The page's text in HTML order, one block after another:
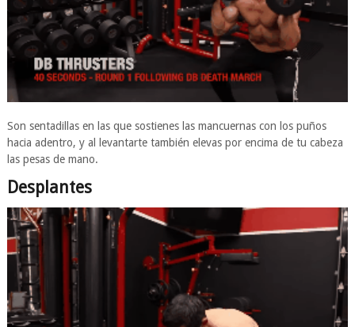
Son sentadillas en las que sostienes las mancuernas con los puños
hacia adentro, y al levantarte también elevas por encima de tu cabeza
las pesas de mano.
Desplantes